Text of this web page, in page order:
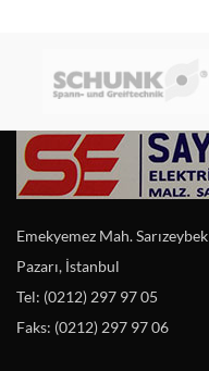
Emekyemez Mah.
Pazarı, İstanbul
Tel: (0212) 297 97 05
Faks: (0212) 297 97 06